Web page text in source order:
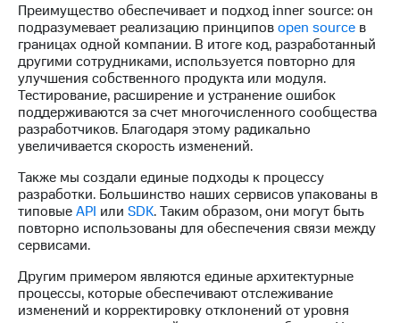
Преимущество обеспечивает и подход inner source: он
подразумевает реализацию принциповopen source в
границах одной компании. В итоге код, разработанный
другими сотрудниками, используется повторно для
улучшения собственного продукта или модуля.
Тестирование, расширение и устранение ошибок
поддерживаются за счет многочисленного сообщества
разработчиков. Благодаря этому радикально
увеличивается скорость изменений.
Также мы создали единые подходы к процессу
разработки. Большинство наших сервисов упакованы в
типовыеAPI или SDK. Таким образом, они могут быть
повторно использованы для обеспечения связи между
сервисами.
Другим примером являются единые архитектурные
процессы, которые обеспечивают отслеживание
изменений и корректировку отклонений от уровня